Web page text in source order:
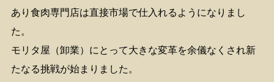
あり食肉専門店は直接市場で仕入れるようになりまし
た。
モリタ屋（卸業）にとって大きな変革を余儀なくされ新
たなる挑戦が始まりました。